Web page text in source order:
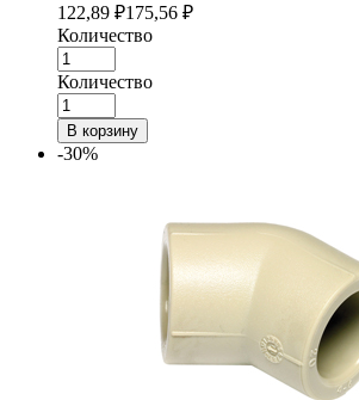
122,89 ₽175,56 ₽
Количество
Количество
В корзину
-30%